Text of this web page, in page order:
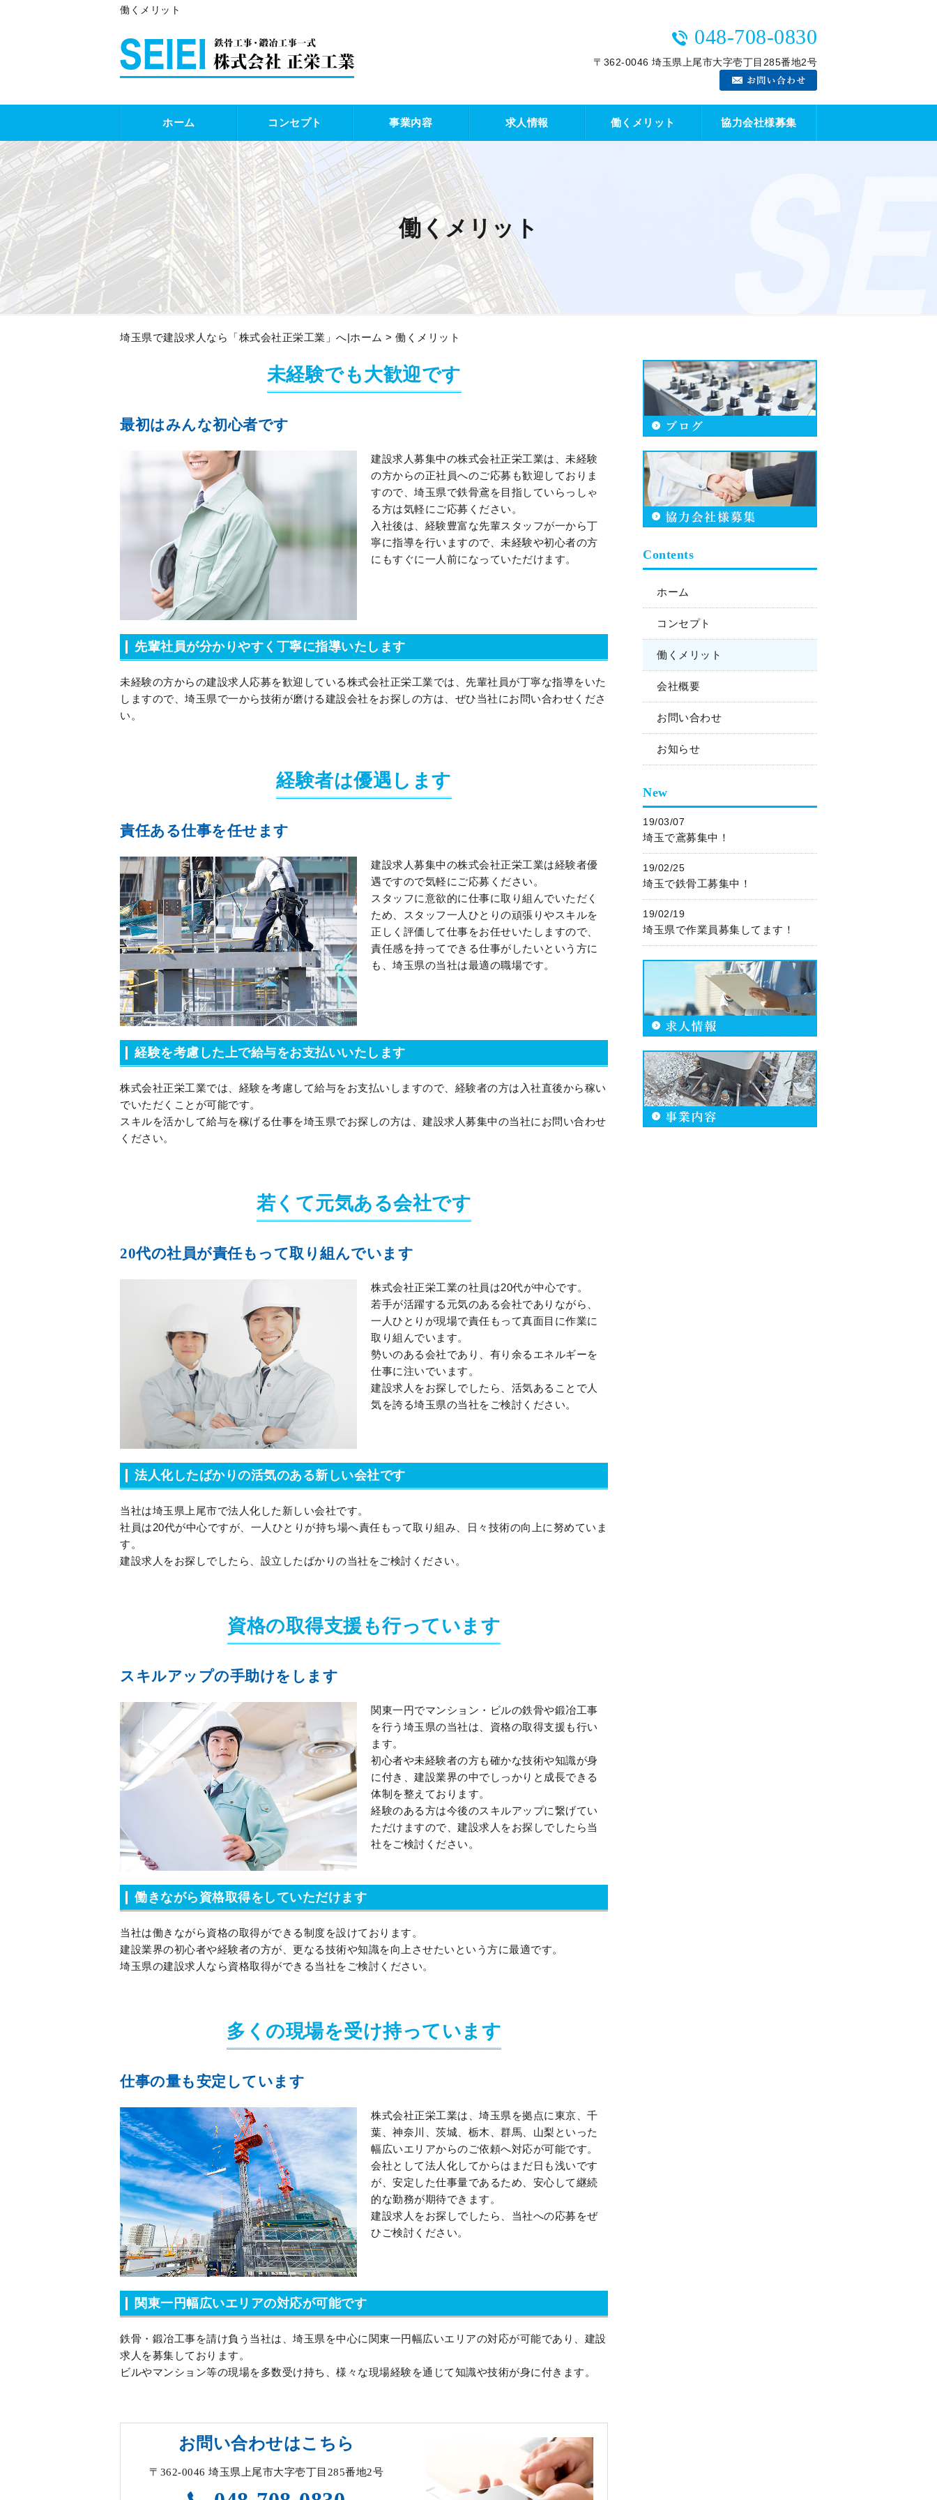
働くメリット
048-708-0830
〒362-0046 埼玉県上尾市大字壱丁目285番地2号
ホーム コンセプト 事業内容 求人情報 働くメリット 協力会社様募集
働くメリット
埼玉県で建設求人なら「株式会社正栄工業」へ|ホーム > 働くメリット
未経験でも大歓迎です
最初はみんな初心者です
建設求人募集中の株式会社正栄工業は、未経験
の方からの正社員へのご応募も歓迎しておりま
すので、埼玉県で鉄骨鳶を目指していらっしゃ
る方は気軽にご応募ください。
入社後は、経験豊富な先輩スタッフが一から丁
寧に指導を行いますので、未経験や初心者の方
にもすぐに一人前になっていただけます。
先輩社員が分かりやすく丁寧に指導いたします
未経験の方からの建設求人応募を歓迎している株式会社正栄工業では、先輩社員が丁寧な指導をいた
しますので、埼玉県で一から技術が磨ける建設会社をお探しの方は、ぜひ当社にお問い合わせくださ
い。
経験者は優遇します
責任ある仕事を任せます
建設求人募集中の株式会社正栄工業は経験者優
遇ですので気軽にご応募ください。
スタッフに意欲的に仕事に取り組んでいただく
ため、スタッフ一人ひとりの頑張りやスキルを
正しく評価して仕事をお任せいたしますので、
責任感を持ってできる仕事がしたいという方に
も、埼玉県の当社は最適の職場です。
経験を考慮した上で給与をお支払いいたします
株式会社正栄工業では、経験を考慮して給与をお支払いしますので、経験者の方は入社直後から稼い
でいただくことが可能です。
スキルを活かして給与を稼げる仕事を埼玉県でお探しの方は、建設求人募集中の当社にお問い合わせ
ください。
若くて元気ある会社です
20代の社員が責任もって取り組んでいます
株式会社正栄工業の社員は20代が中心です。
若手が活躍する元気のある会社でありながら、
一人ひとりが現場で責任もって真面目に作業に
取り組んでいます。
勢いのある会社であり、有り余るエネルギーを
仕事に注いでいます。
建設求人をお探しでしたら、活気あることで人
気を誇る埼玉県の当社をご検討ください。
法人化したばかりの活気のある新しい会社です
当社は埼玉県上尾市で法人化した新しい会社です。
社員は20代が中心ですが、一人ひとりが持ち場へ責任もって取り組み、日々技術の向上に努めていま
す。
建設求人をお探しでしたら、設立したばかりの当社をご検討ください。
資格の取得支援も行っています
スキルアップの手助けをします
関東一円でマンション・ビルの鉄骨や鍛冶工事
を行う埼玉県の当社は、資格の取得支援も行い
ます。
初心者や未経験者の方も確かな技術や知識が身
に付き、建設業界の中でしっかりと成長できる
体制を整えております。
経験のある方は今後のスキルアップに繋げてい
ただけますので、建設求人をお探しでしたら当
社をご検討ください。
働きながら資格取得をしていただけます
当社は働きながら資格の取得ができる制度を設けております。
建設業界の初心者や経験者の方が、更なる技術や知識を向上させたいという方に最適です。
埼玉県の建設求人なら資格取得ができる当社をご検討ください。
多くの現場を受け持っています
仕事の量も安定しています
株式会社正栄工業は、埼玉県を拠点に東京、千
葉、神奈川、茨城、栃木、群馬、山梨といった
幅広いエリアからのご依頼へ対応が可能です。
会社として法人化してからはまだ日も浅いです
が、安定した仕事量であるため、安心して継続
的な勤務が期待できます。
建設求人をお探しでしたら、当社への応募をぜ
ひご検討ください。
関東一円幅広いエリアの対応が可能です
鉄骨・鍛冶工事を請け負う当社は、埼玉県を中心に関東一円幅広いエリアの対応が可能であり、建設
求人を募集しております。
ビルやマンション等の現場を多数受け持ち、様々な現場経験を通じて知識や技術が身に付きます。
お問い合わせはこちら
〒362-0046 埼玉県上尾市大字壱丁目285番地2号
Contents
ホーム
コンセプト
働くメリット
会社概要
お問い合わせ
お知らせ
New
19/03/07
埼玉で鳶募集中！
19/02/25
埼玉で鉄骨工募集中！
19/02/19
埼玉県で作業員募集してます！